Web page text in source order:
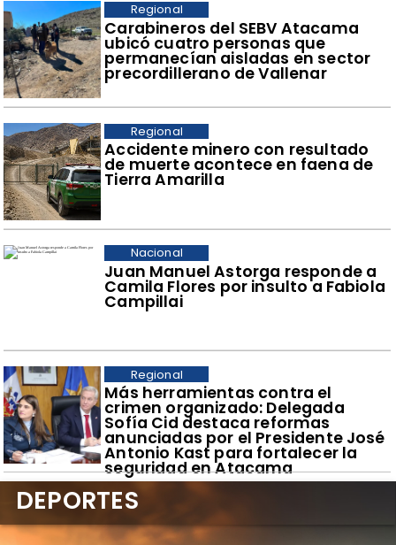
Carabineros del SEBV Atacama
ubicó cuatro personas que
permanecían aisladas en sector
precordillerano de Vallenar
Regional
Accidente minero con resultado
de muerte acontece en faena de
Tierra Amarilla
Regional
Juan Manuel Astorga responde a
Camila Flores por insulto a Fabiola
Campillai
Nacional
​Más herramientas contra el
crimen organizado: Delegada
Sofía Cid destaca reformas
anunciadas por el Presidente José
Antonio Kast para fortalecer la
seguridad en Atacama
Regional
DEPORTES